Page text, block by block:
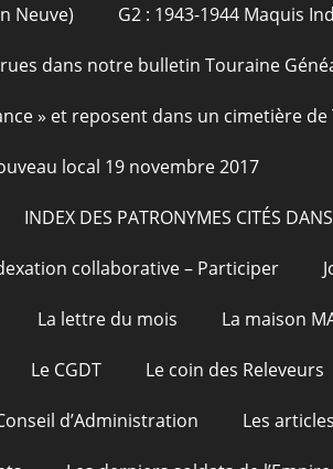
Neuve) G2 : 1943-1944 Maquis
dans notre bulletin Touraine
» et reposent dans un cimetière
local 19 novembre 2017
INDEX DES PATRONYMES CITÉS
collaborative – Participer
La lettre du mois La maison
Le CGDT Le coin des Releveurs
d’Administration Les